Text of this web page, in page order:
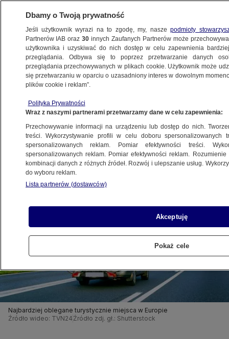
BIZNES
TURYSTYKA
Polska w czołówce
11.06.2025, 21:35
Udostępnij
Najbardziej oblegane turystycznie miejsca w Europie
Źródło wideo: TVN24 Źródło zdj. gł.: Shutterstock
Dbamy o Twoją prywatność
Jeśli użytkownik wyrazi na to zgodę, my, naszepodmioty
Partnerów IAB oraz30 innych Zaufanych Partnerów może
użytkownika i uzyskiwać do nich dostęp w celu zapewnienia
przeglądania. Odbywa się to poprzez przetwarzanie danych
przeglądania przechowywanych w plikach cookie. Użytkownik może
się przetwarzaniu w oparciu o uzasadniony interes w dowolnym
plików cookie i reklam”.
Polityka Prywatności
Wraz z naszymi partnerami przetwarzamy dane w celu zapewnienia:
Przechowywanie informacji na urządzeniu lub dostęp do nich.
treści. Wykorzystywanie profili w celu doboru spersonalizowanych
spersonalizowanych reklam. Pomiar efektywności treści.
spersonalizowanych reklam. Pomiar efektywności reklam.
kombinacji danych z różnych źródeł. Rozwój i ulepszanie usług.
do wyboru reklam.
Lista partnerów (dostawców)
Akceptuję
Pokaż cele